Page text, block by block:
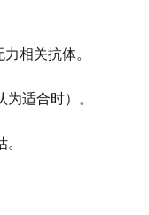
相关抗体。
适合时）。